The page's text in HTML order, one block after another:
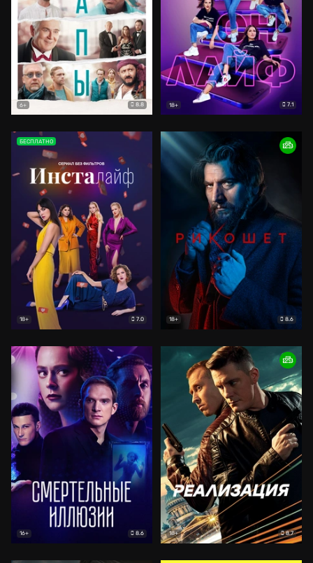
6+ 8.8 18+ 7.1
18+ 7.0
БЕСПЛАТНО
18+ 8.6
16+ 8.6 18+ 8.7